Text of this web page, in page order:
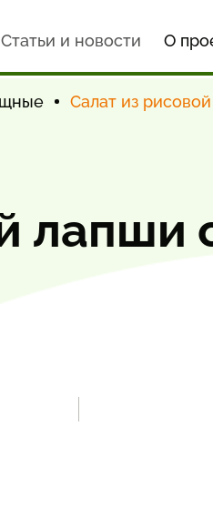
Статьи и новости О
Салат из
лапши